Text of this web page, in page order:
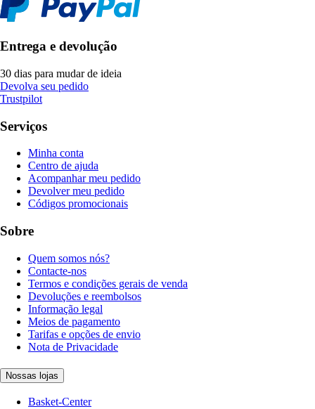
Entrega e devolução
30 dias para mudar de ideia
Devolva seu pedido
Trustpilot
Serviços
Minha conta
Centro de ajuda
Acompanhar meu pedido
Devolver meu pedido
Códigos promocionais
Sobre
Quem somos nós?
Contacte-nos
Termos e condições gerais de venda
Devoluções e reembolsos
Informação legal
Meios de pagamento
Tarifas e opções de envio
Nota de Privacidade
Nossas lojas
Basket-Center